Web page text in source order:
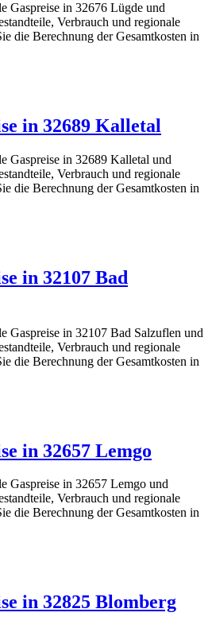
Gaspreise in 32676 Lügde und
Verbrauch und regionale
die Berechnung der Gesamtkosten in
in 32689 Kalletal
Gaspreise in 32689 Kalletal und
Verbrauch und regionale
die Berechnung der Gesamtkosten in
in 32107 Bad
Gaspreise in 32107 Bad Salzuflen und
Verbrauch und regionale
die Berechnung der Gesamtkosten in
in 32657 Lemgo
Gaspreise in 32657 Lemgo und
Verbrauch und regionale
die Berechnung der Gesamtkosten in
in 32825 Blomberg